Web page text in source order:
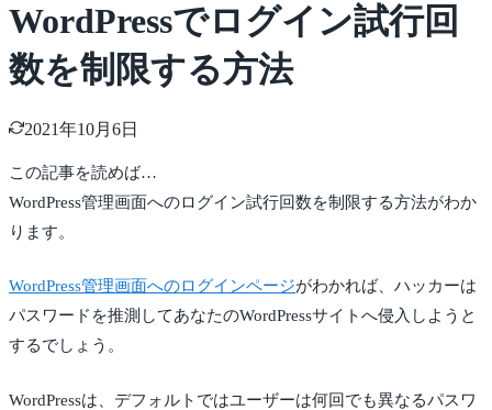
WordPressでログイン試行回
数を制限する方法
2021年10月6日
この記事を読めば…
WordPress管理画面へのログイン試行回数を制限する方法がわか
ります。
WordPress管理画面へのログインページがわかれば、ハッカーは
パスワードを推測してあなたのWordPressサイトへ侵入しようと
するでしょう。
WordPressは、デフォルトではユーザーは何回でも異なるパスワ